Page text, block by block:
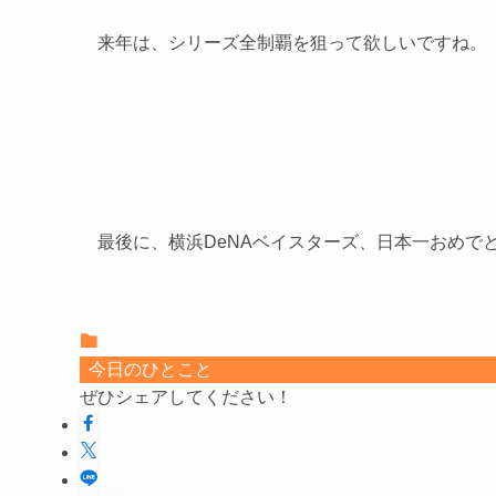
来年は、シリーズ全制覇を狙って欲しいですね。
最後に、横浜DeNAベイスターズ、日本一おめで
今日のひとこと
ぜひシェアしてください！